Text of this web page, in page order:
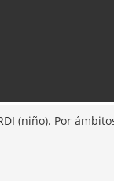
(niño). Por